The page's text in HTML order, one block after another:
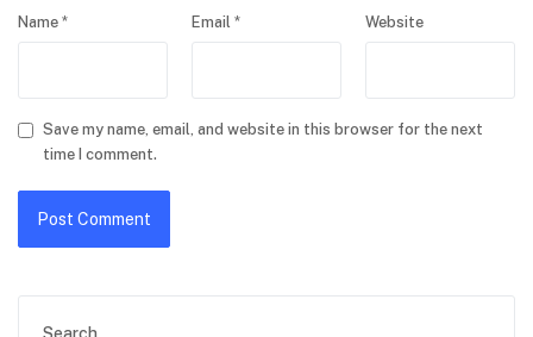
Name * Email * Website
Save my name, email, and website in this browser for the next
time I comment.